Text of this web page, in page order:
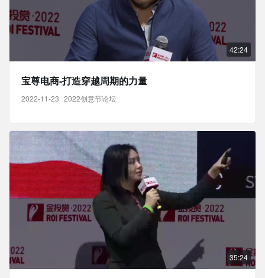
42:24
宝尊电商-打造穿越周期的力量
2022-11-23 2022创意节论坛
35:24